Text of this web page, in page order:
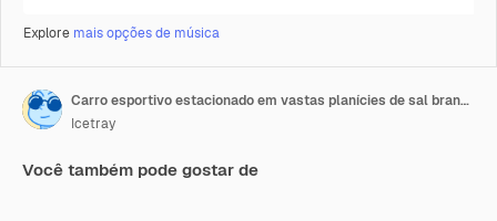
Explore mais opções de música
Carro esportivo estacionado em vastas planícies de sal brancas com montanhas ao fundo
Icetray
Você também pode gostar de